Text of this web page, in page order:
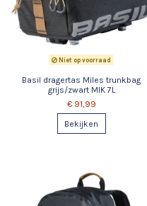
Niet op voorraad
Basil dragertas Miles trunkbag
grijs/zwart MIK 7L
€ 91,99
Bekijken